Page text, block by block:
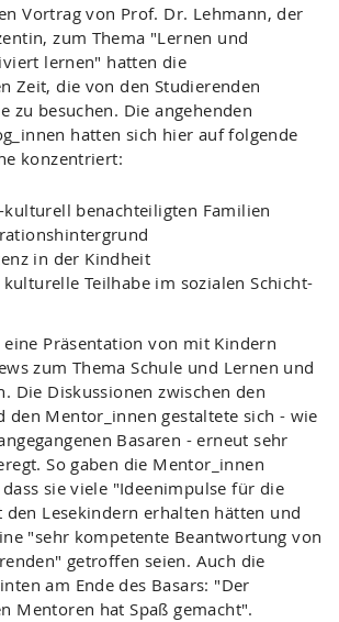
Vortrag von Prof. Dr. Lehmann, der
zum Thema "Lernen und
lernen" hatten die
Zeit, die von den Studierenden
zu besuchen. Die angehenden
hatten sich hier auf folgende
konzentriert:
benachteiligten Familien
in der Kindheit
Teilhabe im sozialen Schicht-
eine Präsentation von mit Kindern
zum Thema Schule und Lernen und
Die Diskussionen zwischen den
den Mentor_innen gestaltete sich - wie
Basaren - erneut sehr
So gaben die Mentor_innen
sie viele "Ideenimpulse für die
Lesekindern erhalten hätten und
"sehr kompetente Beantwortung von
getroffen seien. Auch die
am Ende des Basars: "Der
Mentoren hat Spaß gemacht".